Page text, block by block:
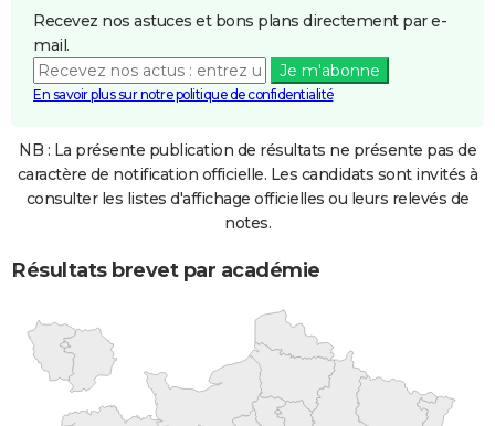
Recevez nos astuces et bons plans directement par e-
mail.
Je m'abonne
En savoir plus sur notre politique de confidentialité
NB : La présente publication de résultats ne présente pas de
caractère de notification officielle. Les candidats sont invités à
consulter les listes d'affichage officielles ou leurs relevés de
notes.
Résultats brevet par académie